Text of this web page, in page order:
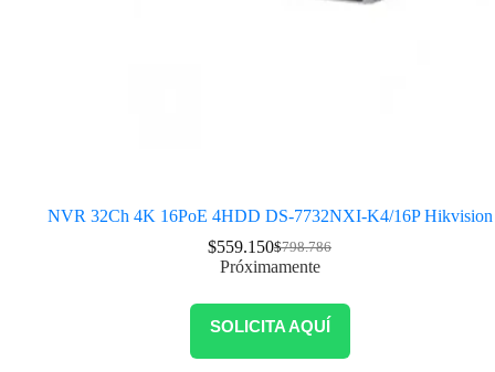
NVR 32Ch 4K 16PoE 4HDD DS-7732NXI-K4/16P Hikvision
$798.786
$559.150
Próximamente
SOLICITA AQUÍ